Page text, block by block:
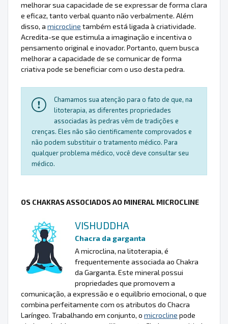
melhorar sua capacidade de se expressar de forma clara
e eficaz, tanto verbal quanto não verbalmente. Além
disso, a microcline também está ligada à criatividade.
Acredita-se que estimula a imaginação e incentiva o
pensamento original e inovador. Portanto, quem busca
melhorar a capacidade de se comunicar de forma
criativa pode se beneficiar com o uso desta pedra.
Chamamos sua atenção para o fato de que, na
litoterapia, as diferentes propriedades
associadas às pedras vêm de tradições e
crenças. Eles não são cientificamente comprovados e
não podem substituir o tratamento médico. Para
qualquer problema médico, você deve consultar seu
médico.
OS CHAKRAS ASSOCIADOS AO MINERAL MICROCLINE
VISHUDDHA
Chacra da garganta
A microclina, na litoterapia, é
frequentemente associada ao Chakra
da Garganta. Este mineral possui
propriedades que promovem a
comunicação, a expressão e o equilíbrio emocional, o que
combina perfeitamente com os atributos do Chacra
Laríngeo. Trabalhando em conjunto, o microcline pode